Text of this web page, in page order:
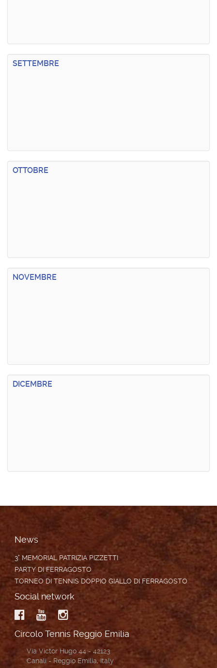
SETTEMBRE
OTTOBRE
NOVEMBRE
DICEMBRE
News
3° MEMORIAL PATRIZIA PIZZETTI
PARTY DI FERRAGOSTO
TORNEO DI TENNIS DOPPIO GIALLO DI FERRAGOSTO
Social network
Circolo Tennis Reggio Emilia
Via Victor Hugo 44 - 42123
Canali - Reggio Emilia, Italy